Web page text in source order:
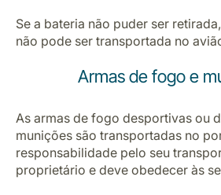
Se a bateria não puder ser
não pode ser transportada no
Armas de fogo e
As armas de fogo desportivas ou
munições são transportadas no
responsabilidade pelo seu
proprietário e deve obedecer às